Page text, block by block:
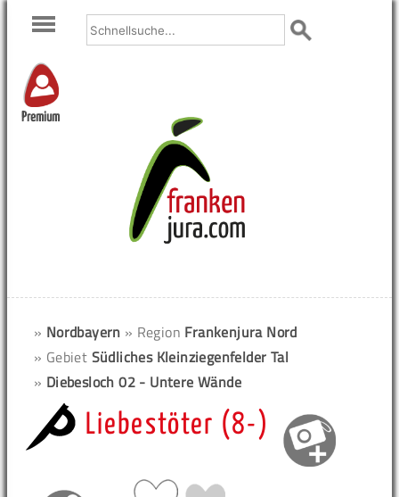
Premium
» Nordbayern » Region Frankenjura Nord
» Gebiet Südliches Kleinziegenfelder Tal
» Diebesloch 02 - Untere Wände
Liebestöter (8-)